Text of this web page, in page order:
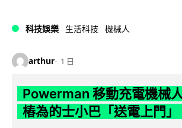
科技娛樂 生活科技 機械人
arthur 1 日
Powerman 移動充電機械
樁為的士小巴「送電上門」